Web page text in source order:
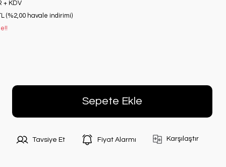
+ KDV
(%2,00 havale indirimi)
Sepete Ekle
Tavsiye Et Fiyat Alarmı Karşılaştır